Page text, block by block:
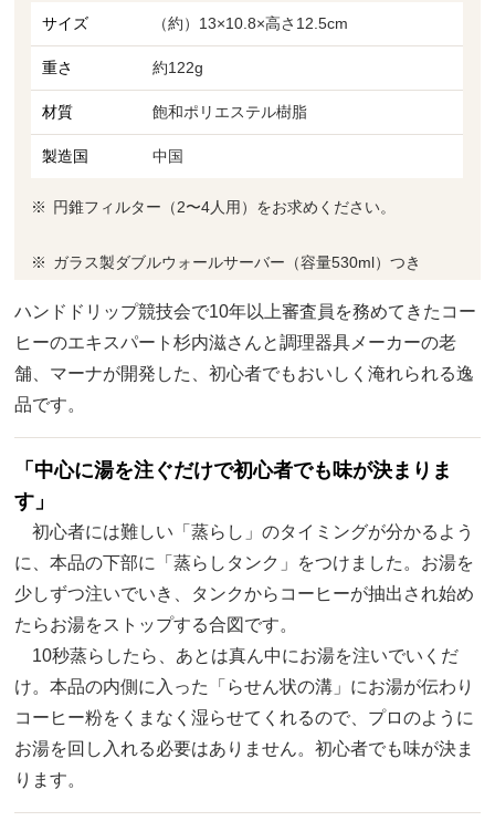
サイズ （約）13×10.8×高さ12.5cm
重さ 約122g
材質 飽和ポリエステル樹脂
製造国 中国
円錐フィルター（2〜4人用）をお求めください。
ガラス製ダブルウォールサーバー（容量530ml）つき
ハンドドリップ競技会で10年以上審査員を務めてきたコー
ヒーのエキスパート杉内滋さんと調理器具メーカーの老
舗、マーナが開発した、初心者でもおいしく淹れられる逸
品です。
「中心に湯を注ぐだけで初心者でも味が決まりま
す」
初心者には難しい「蒸らし」のタイミングが分かるよう
に、本品の下部に「蒸らしタンク」をつけました。お湯を
少しずつ注いでいき、タンクからコーヒーが抽出され始め
たらお湯をストップする合図です。
10秒蒸らしたら、あとは真ん中にお湯を注いでいくだ
け。本品の内側に入った「らせん状の溝」にお湯が伝わり
コーヒー粉をくまなく湿らせてくれるので、プロのように
お湯を回し入れる必要はありません。初心者でも味が決ま
ります。